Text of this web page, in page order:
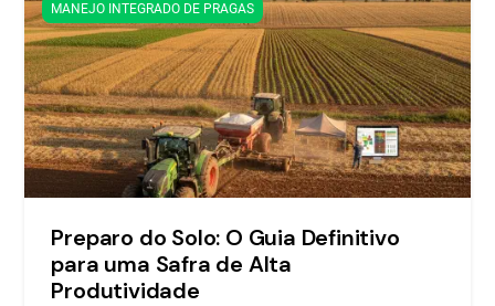
MANEJO INTEGRADO DE PRAGAS
Preparo do Solo: O Guia Definitivo
para uma Safra de Alta
Produtividade